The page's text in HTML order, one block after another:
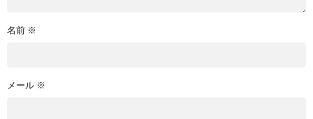
名前 ※
メール ※